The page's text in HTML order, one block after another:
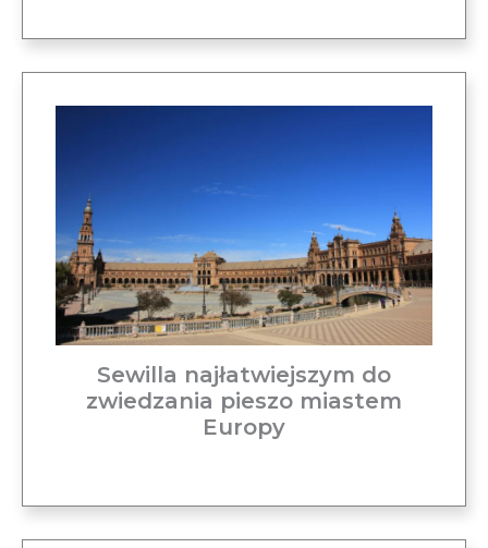
Sewilla najłatwiejszym do
zwiedzania pieszo miastem
Europy